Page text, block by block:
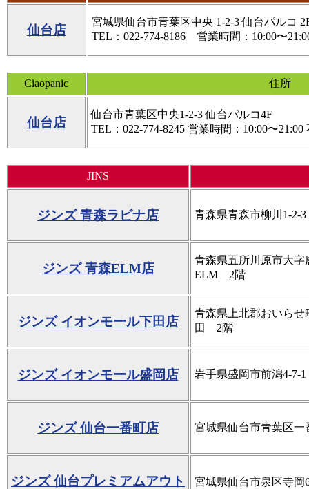
仙台店
宮城県仙台市青葉区中央 1-2-3 仙台パルコ
TEL：022-774-8186 営業時間：10:00〜
Ciaopanic 住所
仙台店
仙台市青葉区中央1-2-3 仙台パルコ4F
TEL：022-774-8245 営業時間：10:00〜21:00
JINS
ジンズ 青森ラビナ店 青森県青森市柳川1-
ジンズ 青森ELM店
青森県五所川原市大
ELM 2階
ジンズ イオンモール下田店
青森県上北郡おいらせ
田 2階
ジンズ イオンモール盛岡店 岩手県盛岡市前潟4-7-
ジンズ 仙台一番町店 宮城県仙台市青葉区
ジンズ 仙台プレミアムアウト
宮城県仙台市泉区寺岡